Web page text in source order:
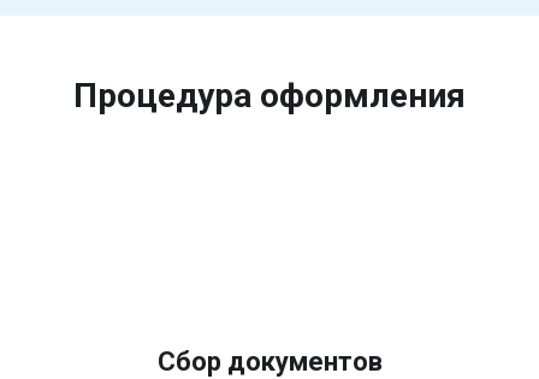
Процедура оформления
Сбор документов